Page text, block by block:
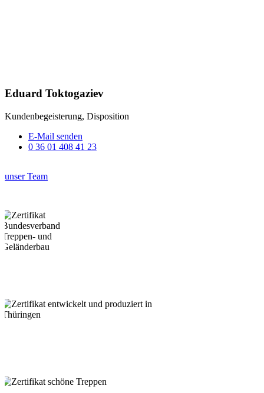
Eduard Toktogaziev
Kundenbegeisterung, Disposition
E-Mail senden
0 36 01 408 41 23
unser Team